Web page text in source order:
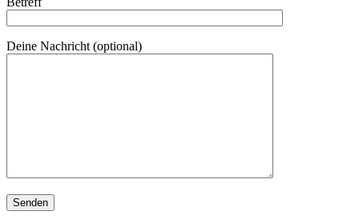
Deine Nachricht (optional)